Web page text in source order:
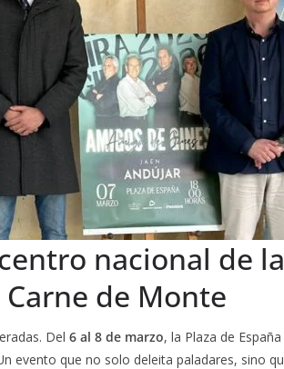
nacional de
de Monte
Del 6 al 8 de marzo, la Plaza de
evento que no solo deleita paladares, sino